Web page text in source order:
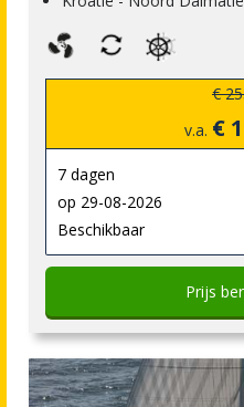
€
v.a. €
7 dagen
op 29-08-2026
Beschikbaar
Prijs